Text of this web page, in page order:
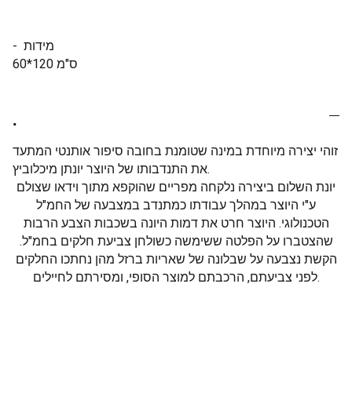
60*120 ס"מ
.
זוהי יצירה מיוחדת במינה שטומנת בחובה סיפור אותנטי המתעד
את התנדבותו של היוצר יונתן מיכלוביץ.
יונת השלום ביצירה נלקחה מפריים שהוקפא מתוך וידאו שצולם
ע"י היוצר במהלך עבודתו כמתנדב במצבעה של החמ"ל
הטכנולוגי. היוצר חרט את דמות היונה בשכבות הצבע הרבות
שהצטברו על הפלטה ששימשה כשולחן צביעת חלקים בחמ"ל.
הקשת נצבעה על שבלונה של שאריות ברזל מהן נחתכו החלקים
לפני צביעתם, הרכבתם למוצר הסופי, ומסירתם לחיילים.